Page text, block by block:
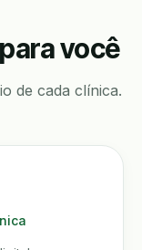
você
de cada clínica.